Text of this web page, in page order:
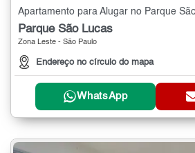
Parque São Lucas
Zona Leste - São Paulo
Endereço no círculo do mapa
WhatsApp